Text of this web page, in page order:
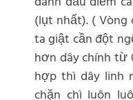
(lụt nhất). ( Vòng
ta giật cần đột
hơn dây chính từ
hợp thì dây linh
chặn chì luôn